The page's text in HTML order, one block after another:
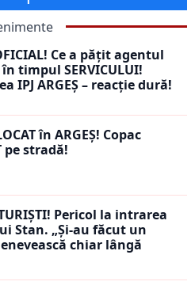
Ce a pățit agentul
în timpul SERVICULUI!
IPJ ARGEȘ – reacție dură!
în ARGEȘ! Copac
pe stradă!
Pericol la intrarea
Stan. „Și-au făcut un
chiar lângă